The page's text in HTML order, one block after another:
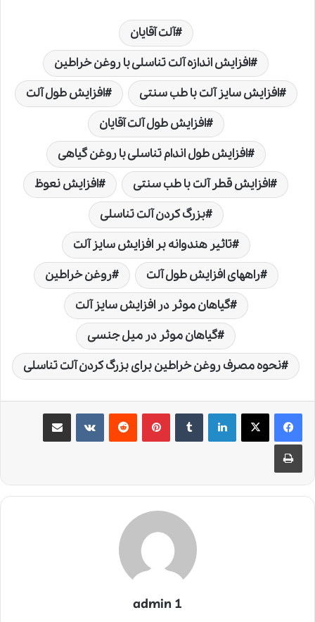
آلت آقایان
افزایش اندازه آلت تناسلی با روغن خراطین
افزایش سایز آلت با طب سنتی
افزایش طول آلت
افزایش طول آلت آقایان
افزایش طول اندام تناسلی با روغن گیاهی
افزایش قطر آلت با طب سنتی
افزایش نعوظ
بزرگ کردن آلت تناسلی
تاثیر هندوانه بر افزایش سایز آلت
راههای افزایش طول آلت
روغن خراطین
گیاهان موثر در افزایش سایز آلت
گیاهان موثر در میل جنسی
نحوه مصرف روغن خراطین برای بزرگ کردن آلت تناسلی
لینکدین ‫تامبلر ‫پین‌ترست‫رددیت ‫VKontakteاشتراک گذاری از طریق ایمیل
چاپ
admin 1